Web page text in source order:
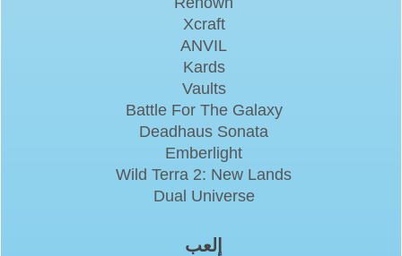
Xcraft
ANVIL
Kards
Vaults
Battle For The Galaxy
Deadhaus Sonata
Emberlight
Wild Terra 2: New Lands
Dual Universe
إلعب